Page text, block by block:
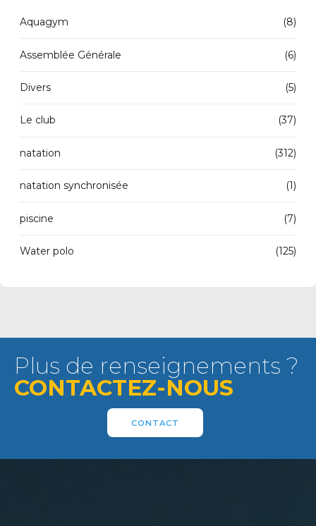
Aquagym (8)
Assemblée Générale (6)
Divers (5)
Le club (37)
natation (312)
natation synchronisée (1)
piscine (7)
Water polo (125)
Plus de renseignements ?
CONTACTEZ-NOUS
CONTACT